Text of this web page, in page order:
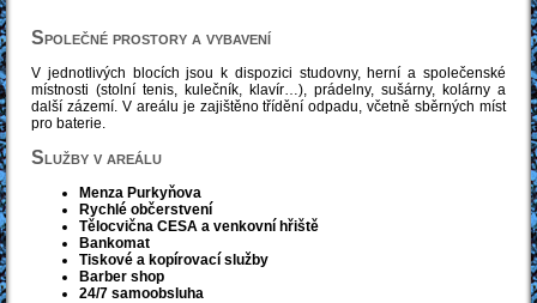
Společné prostory a vybavení
V jednotlivých blocích jsou k dispozici studovny, herní a společenské
místnosti (stolní tenis, kulečník, klavír…), prádelny, sušárny, kolárny a
další zázemí. V areálu je zajištěno třídění odpadu, včetně sběrných míst
pro baterie.
Služby v areálu
Menza Purkyňova
Rychlé občerstvení
Tělocvična CESA a venkovní hřiště
Bankomat
Tiskové a kopírovací služby
Barber shop
24/7 samoobsluha